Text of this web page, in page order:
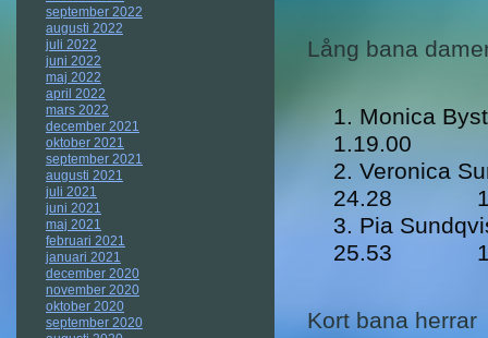
september 2022
augusti 2022
juli 2022
juni 2022
maj 2022
april 2022
mars 2022
december 2021
oktober 2021
september 2021
augusti 2021
juli 2021
juni 2021
maj 2021
februari 2021
januari 2021
december 2020
november 2020
oktober 2020
september 2020
Lång bana
1.19.00
24.28
Pia
25.53
Kort bana herrar